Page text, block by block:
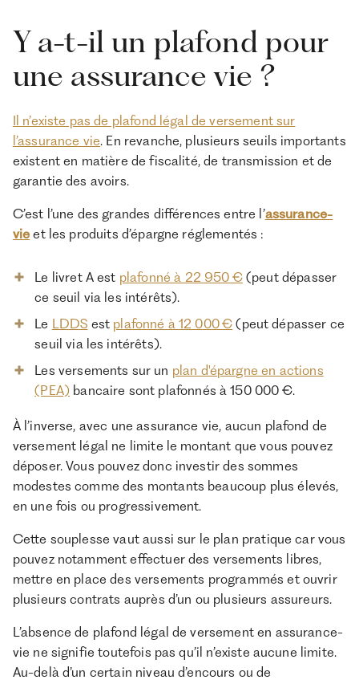
Y a-t-il un plafond pour
une assurance vie ?
Il n’existe pas de plafond légal de versement sur
l’assurance vie. En revanche, plusieurs seuils importants
existent en matière de fiscalité, de transmission et de
garantie des avoirs.
C’est l’une des grandes différences entre l’assurance-
vie et les produits d’épargne réglementés :
Le livret A est plafonné à 22 950 €(peut dépasser
ce seuil via les intérêts).
Le LDDS est plafonné à 12 000 € (peut dépasser ce
seuil via les intérêts).
Les versements sur un plan d'épargne en actions
(PEA) bancaire sont plafonnés à 150 000 €.
À l’inverse, avec une assurance vie, aucun plafond de
versement légal ne limite le montant que vous pouvez
déposer. Vous pouvez donc investir des sommes
modestes comme des montants beaucoup plus élevés,
en une fois ou progressivement.
Cette souplesse vaut aussi sur le plan pratique car vous
pouvez notamment effectuer des versements libres,
mettre en place des versements programmés et ouvrir
plusieurs contrats auprès d’un ou plusieurs assureurs.
L’absence de plafond légal de versement en assurance-
vie ne signifie toutefois pas qu’il n’existe aucune limite.
Au-delà d’un certain niveau d’encours ou de